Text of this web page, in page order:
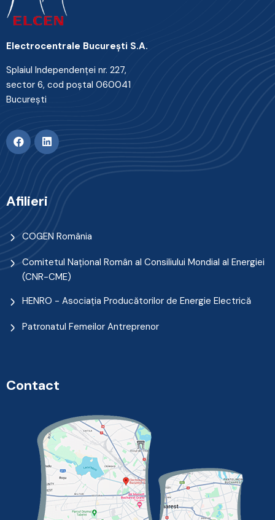
Electrocentrale Bucureşti S.A.
Splaiul Independenţei nr. 227,
sector 6, cod poştal 060041
Bucureşti
Afilieri
COGEN România
Comitetul Naţional Român al Consiliului Mondial al Energiei
(CNR-CME)
HENRO - Asociația Producătorilor de Energie Electrică
Patronatul Femeilor Antreprenor
Contact